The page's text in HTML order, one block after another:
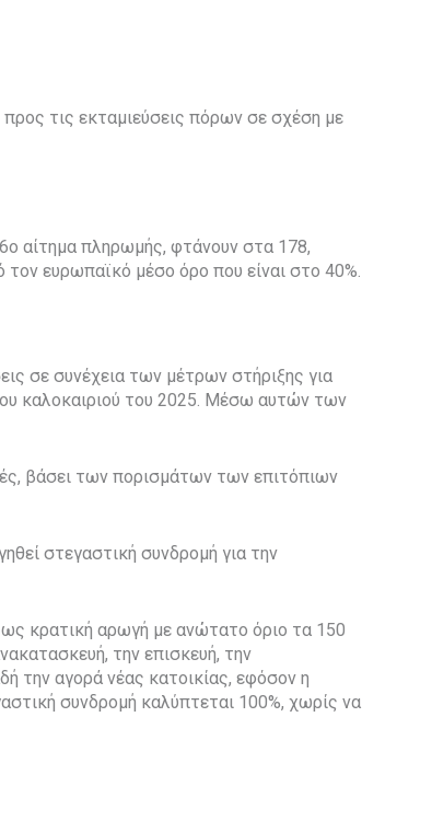
τις εκταμιεύσεις πόρων σε σχέση με
αίτημα πληρωμής, φτάνουν στα 178,
ευρωπαϊκό μέσο όρο που είναι στο 40%.
σε συνέχεια των μέτρων στήριξης για
καλοκαιριού του 2025. Μέσω αυτών των
βάσει των πορισμάτων των επιτόπιων
στεγαστική συνδρομή για την
κρατική αρωγή με ανώτατο όριο τα 150
την επισκευή, την
την αγορά νέας κατοικίας, εφόσον η
συνδρομή καλύπτεται 100%, χωρίς να